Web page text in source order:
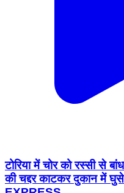
टोरिया में चोर को रस्सी से
की चद्दर काटकर दुकान में